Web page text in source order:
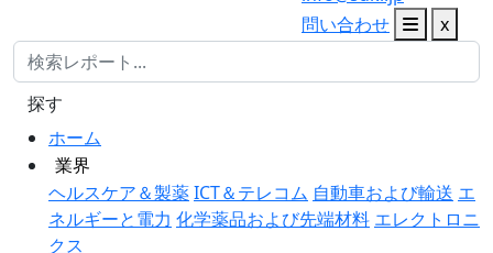
問い合わせ
x
ホーム
業界
ヘルスケア＆製薬ICT＆テレコム 自動車および輸送 エ
ネルギーと電力 化学薬品および先端材料 エレクトロニ
クス
探す